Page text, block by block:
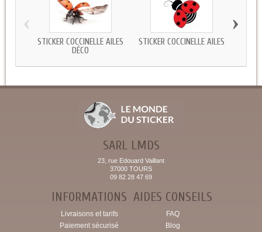
STICKER COCCINELLE AILES
DÉCO
STICKER COCCINELLE AILES
‹ ›
SARL LMDS
23, rue Edouard Vaillant
37000 TOURS
09 82 28 47 69
INFORMATIONS
Livraisons et tarifs
Paiement sécurisé
AIDES CONSEILS
FAQ
Blog